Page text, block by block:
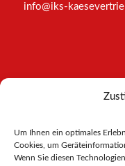
Um Ihnen ein optimales
Cookies, um
Wenn Sie diesen
info@iks-
AGB
Datenschutz